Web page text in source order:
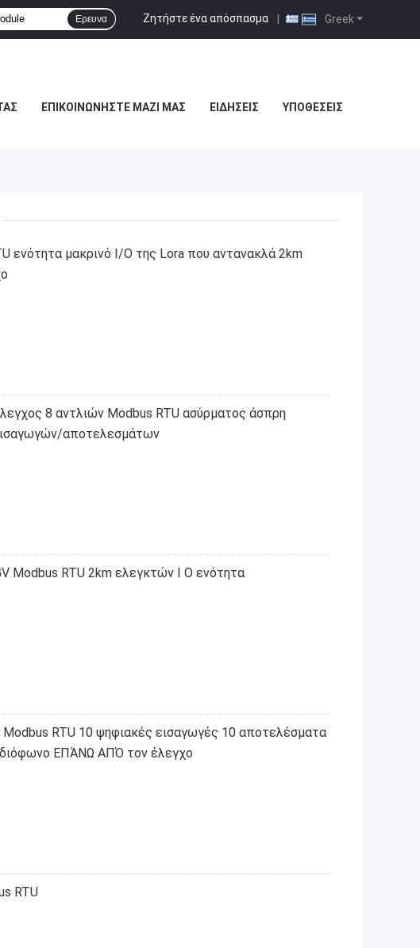
Greek
Ζητήστε ένα απόσπασμα |
Ερευνα
ΕΠΙΚΟΙΝΩΝΉΣΤΕ ΜΑΖΊ ΜΑΣ ΕΙΔΉΣΕΙΣ ΥΠΟΘΈΣΕΙΣ
ενότητα μακρινό I/O της Lora που αντανακλά 2km
8 αντλιών Modbus RTU ασύρματος άσπρη
αποτελεσμάτων
Modbus RTU 2km ελεγκτών Ι Ο ενότητα
RTU 10 ψηφιακές εισαγωγές 10 αποτελέσματα
ΕΠΆΝΩ ΑΠΌ τον έλεγχο
RTU